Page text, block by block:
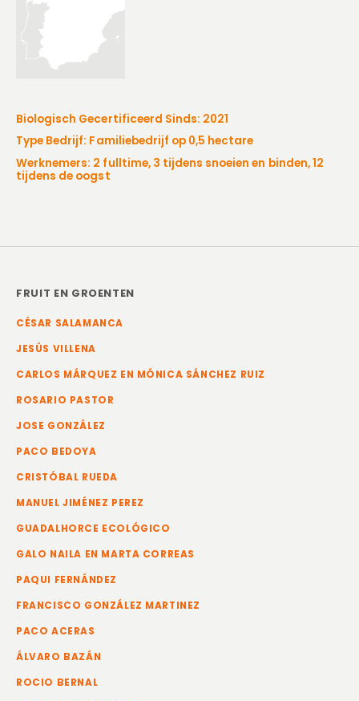
Biologisch Gecertificeerd Sinds: 2021
Type Bedrijf: Familiebedrijf op 0,5 hectare
Werknemers: 2 fulltime, 3 tijdens snoeien en binden, 12
tijdens de oogst
FRUIT EN GROENTEN
CÉSAR SALAMANCA
JESÚS VILLENA
CARLOS MÁRQUEZ EN MÓNICA SÁNCHEZ RUIZ
ROSARIO PASTOR
JOSE GONZÁLEZ
PACO BEDOYA
CRISTÓBAL RUEDA
MANUEL JIMÉNEZ PEREZ
GUADALHORCE ECOLÓGICO
GALO NAILA EN MARTA CORREAS
PAQUI FERNÁNDEZ
FRANCISCO GONZÁLEZ MARTINEZ
PACO ACERAS
ÁLVARO BAZÁN
ROCIO BERNAL